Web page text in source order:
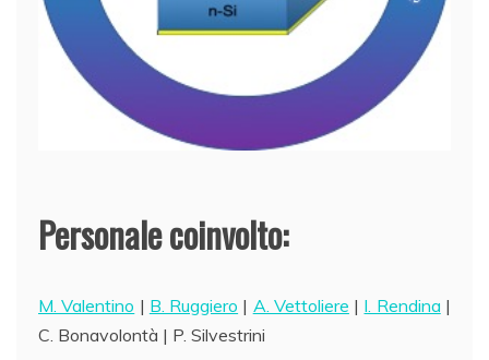
Personale coinvolto:
M. Valentino | B. Ruggiero | A. Vettoliere | I. Rendina |
C. Bonavolontà | P. Silvestrini